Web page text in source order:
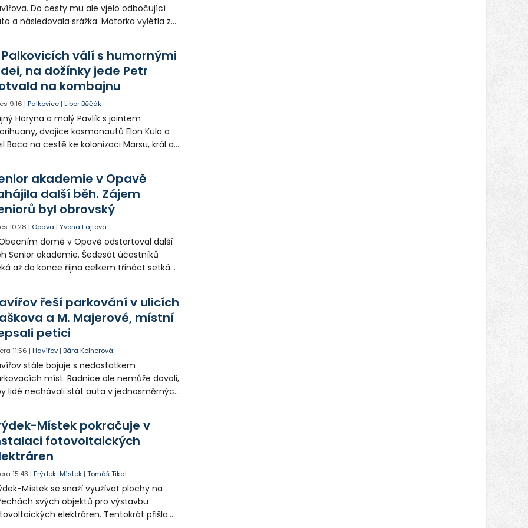
Do cesty mu ale vjelo odbočující
a následovala srážka. Motorka vylétla ze
a byl letecky přepraven do
Palkovicích válí s humornými
na dožínky jede Petr
na kombajnu
9:16 |Palkovice |Libor Běčák
Horyna a malý Pavlík s jointem
dvojice kosmonautů Elon Kula a
Baca na cestě ke kolonizaci Marsu, král a
Palkovic ztvárnili starosta Radim
a místostarosta David Kula.
akademie v Opavě
další běh. Zájem
byl obrovský
10:28 | Opava |Yvona Fajtová
domě v Opavě odstartoval další
Senior akademie. Šedesát účastníků
až do konce října celkem třináct setkání
certifikáty o absolvování studia a
dárky.
řeší parkování v ulicích
a M. Majerové, místní
petici
11:56 |Havířov |Bára Kelnerová
stále bojuje s nedostatkem
míst. Radnice ale nemůže dovoli,
lidé nechávali stát auta v jednosměrných
někteří obyvatelé rozhodli sepsat petici.
Místek pokračuje v
fotovoltaických
15:43 |Frýdek-Místek |Tomáš Tikal
Místek se snaží využívat plochy na
svých objektů pro výstavbu
elektráren. Tentokrát přišla